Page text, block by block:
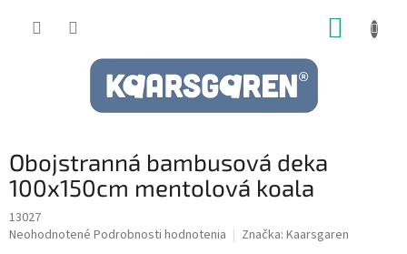
Obojstranná bambusová deka
100x150cm mentolová koala
13027
Priemerné
Neohodnotené Podrobnosti hodnotenia Značka: Kaarsgaren